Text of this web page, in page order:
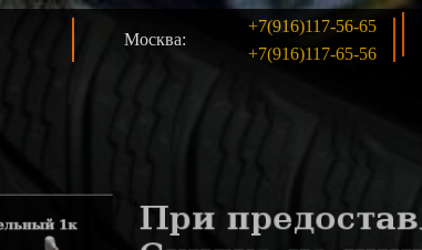
Москва:
+7(916)117-56-65
+7(916)117-65-56